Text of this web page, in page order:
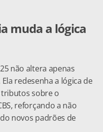
muda a lógica
não altera apenas
redesenha a lógica de
sobre o
reforçando a não
novos padrões de